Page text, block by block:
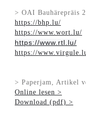
> OAI Bauhärepräis
https://bhp.lu/
https://www.wort.lu/
https://www.rtl.lu/
https://
> Paperjam, Artikel
Online lesen >
Download (pdf) >